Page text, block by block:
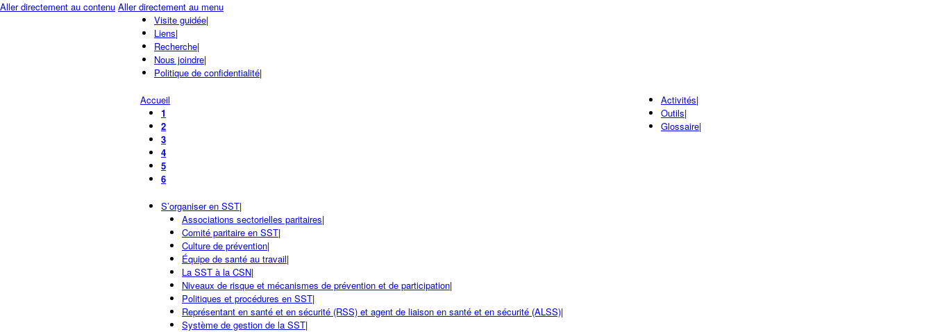
Aller directement au contenu Aller directement au menu
Visite guidée|
Liens|
Recherche|
Nous joindre|
Politique de confidentialité|
Accueil
1
2
3
4
5
6
S’organiser en SST|
Associations sectorielles paritaires|
Comité paritaire en SST|
Culture de prévention|
Équipe de santé au travail|
La SST à la CSN|
Niveaux de risque et mécanismes de prévention et de participation|
Politiques et procédures en SST|
Représentant en santé et en sécurité (RSS) et agent de liaison en santé et en sécurité (ALSS)|
Système de gestion de la SST|
Activités|
Outils|
Glossaire|